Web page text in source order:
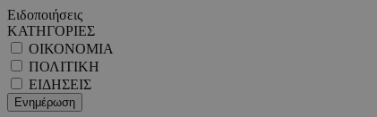
Ειδοποιήσεις
ΚΑΤΗΓΟΡΙΕΣ
ΟΙΚΟΝΟΜΙΑ
ΠΟΛΙΤΙΚΗ
ΕΙΔΗΣΕΙΣ